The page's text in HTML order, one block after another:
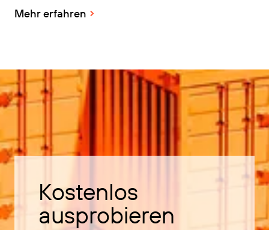
Mehr erfahren
Kostenlos
ausprobieren